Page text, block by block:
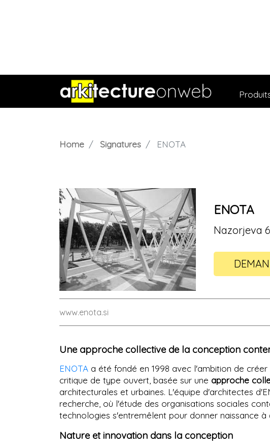
Home Signatures ENOTA
ENOTA
Nazorjeva
www.enota.si
Une approche collective de la conception
ENOTA a été fondé en 1998 avec l'ambition de
critique de type ouvert, basée sur une approche
architecturales et urbaines. L'équipe d'architectes
recherche, où l'étude des organisations sociales
technologies s'entremêlent pour donner naissance à
Nature et innovation dans la conception